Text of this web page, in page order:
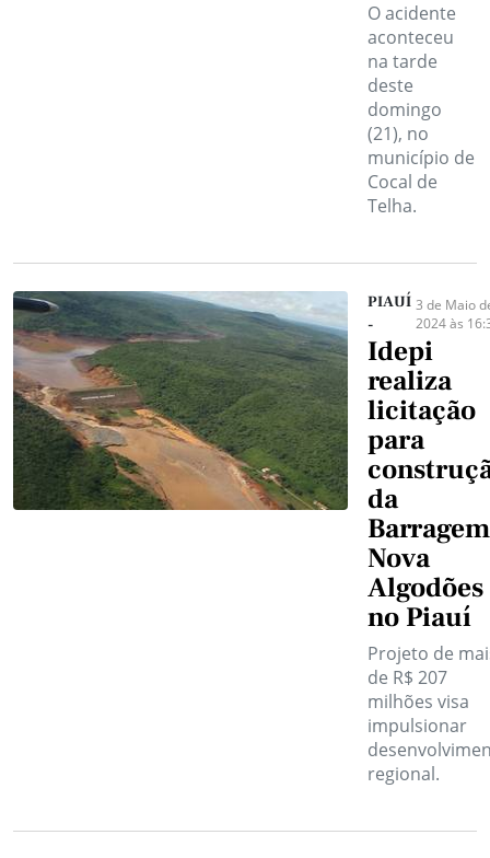
O acidente
aconteceu
na tarde
deste
domingo
(21), no
município de
Cocal de
Telha.
PIAUÍ
-
3 de Maio
2024 às
Idepi
realiza
licitação
para
da
Barragem
Nova
Algodões
no Piauí
Projeto de
de R$ 207
milhões visa
impulsionar
regional.